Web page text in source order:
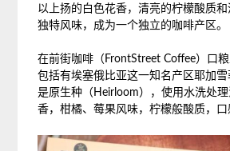
以上扬的白色花香，清亮的柠檬酸质
独特风味，成为一个独立的咖啡产区。
在前街咖啡（FrontStreet Coffee）口
包括有埃塞俄比亚这一知名产区耶加
是原生种（Heirloom），使用水洗处
香，柑橘、莓果风味，柠檬般酸质，口